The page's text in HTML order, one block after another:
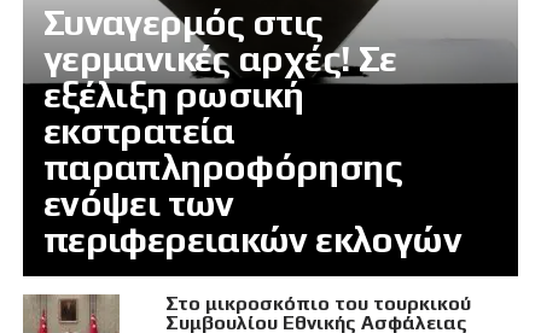
Συναγερμός στις
γερμανικές αρχές! Σε
εξέλιξη ρωσική
εκστρατεία
παραπληροφόρησης
ενόψει των
περιφερειακών εκλογών
Στο μικροσκόπιο του τουρκικού
Συμβουλίου Εθνικής Ασφάλειας